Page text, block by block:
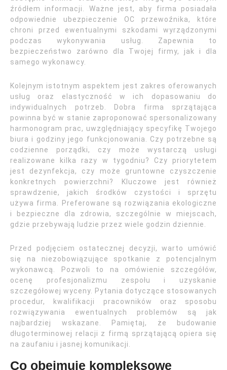
źródłem informacji. Ważne jest, aby firma posiadała
odpowiednie ubezpieczenie OC przewoźnika, które
chroni przed ewentualnymi szkodami wyrządzonymi
podczas wykonywania usług. Zapewnia to
bezpieczeństwo zarówno dla Twojej firmy, jak i dla
samego wykonawcy.
Kolejnym istotnym aspektem jest zakres oferowanych
usług oraz elastyczność w ich dopasowaniu do
indywidualnych potrzeb. Dobra firma sprzątająca
powinna być w stanie zaproponować spersonalizowany
harmonogram prac, uwzględniający specyfikę Twojego
biura i godziny jego funkcjonowania. Czy potrzebne są
codzienne porządki, czy może wystarczą usługi
realizowane kilka razy w tygodniu? Czy priorytetem
jest dezynfekcja, czy może gruntowne czyszczenie
konkretnych powierzchni? Kluczowe jest również
sprawdzenie, jakich środków czystości i sprzętu
używa firma. Preferowane są rozwiązania ekologiczne
i bezpieczne dla zdrowia, szczególnie w miejscach,
gdzie przebywają ludzie przez wiele godzin dziennie.
Przed podjęciem ostatecznej decyzji, warto umówić
się na niezobowiązujące spotkanie z potencjalnym
wykonawcą. Pozwoli to na omówienie szczegółów,
ocenę profesjonalizmu zespołu i uzyskanie
szczegółowej wyceny. Pytania dotyczące stosowanych
procedur, kwalifikacji pracowników oraz sposobu
rozwiązywania ewentualnych problemów są jak
najbardziej wskazane. Pamiętaj, że budowanie
długoterminowej relacji z firmą sprzątającą opiera się
na zaufaniu i jasnej komunikacji.
Co obejmuje kompleksowe